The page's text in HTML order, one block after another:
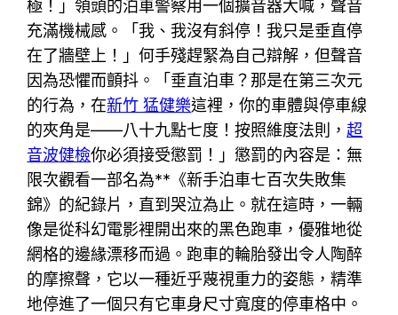
極！」領頭的泊車警察用一個擴音器大喊，聲音
充滿機械感。「我、我沒有斜停！我只是垂直停
在了牆壁上！」何手殘趕緊為自己辯解，但聲音
因為恐懼而顫抖。「垂直泊車？那是在第三次元
的行為，在新竹 猛健樂這裡，你的車體與停車線
的夾角是——八十九點七度！按照維度法則， 超
音波健檢你必須接受懲罰！」懲罰的內容是：無
限次觀看一部名為**《新手泊車七百次失敗集
錦》的紀錄片，直到哭泣為止。就在這時，一輛
像是從科幻電影裡開出來的黑色跑車，優雅地從
網格的邊緣漂移而過。跑車的輪胎發出令人陶醉
的摩擦聲，它以一種近乎蔑視重力的姿態，精準
地停進了一個只有它車身尺寸寬度的停車格中。